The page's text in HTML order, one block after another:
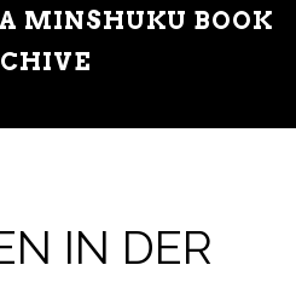
MINSHUKU BOOK
IN DER